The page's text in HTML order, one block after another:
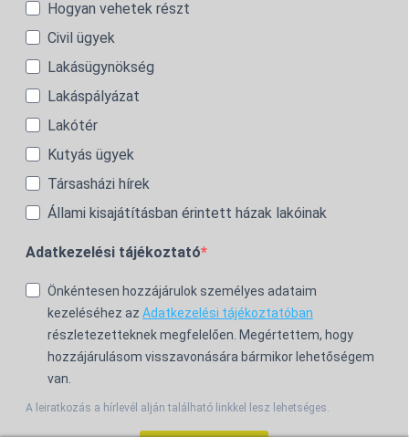
Hogyan vehetek részt
Civil ügyek
Lakásügynökség
Lakáspályázat
Lakótér
Kutyás ügyek
Társasházi hírek
Állami kisajátításban érintett házak lakóinak
Adatkezelési tájékoztató
Önkéntesen hozzájárulok személyes adataim
kezeléséhez az Adatkezelési tájékoztatóban
részletezetteknek megfelelően. Megértettem, hogy
hozzájárulásom visszavonására bármikor lehetőségem
van.
A leiratkozás a hírlevél alján található linkkel lesz lehetséges.